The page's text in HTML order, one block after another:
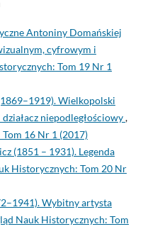
Antoniny Domańskiej
cyfrowym i
Tom 19 Nr 1
Wielkopolski
niepodległościowy,
16 Nr 1 (2017)
(1851 – 1931). Legenda
Historycznych: Tom 20 Nr
Wybitny artysta
Nauk Historycznych: Tom